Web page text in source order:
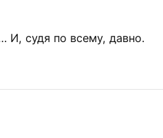
И, судя по всему, давно.